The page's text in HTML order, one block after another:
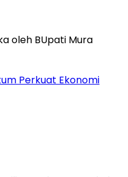
Perkuat Ekonomi